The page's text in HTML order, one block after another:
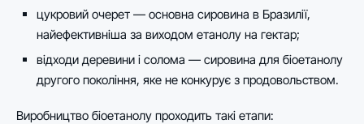
цукровий очерет — основна сировина в Бразилії,
найефективніша за виходом етанолу на гектар;
відходи деревини і солома — сировина для біоетанолу
другого покоління, яке не конкурує з продовольством.
Виробництво біоетанолу проходить такі етапи: